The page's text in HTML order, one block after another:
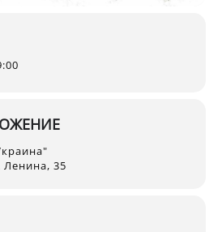
Ленина, 35